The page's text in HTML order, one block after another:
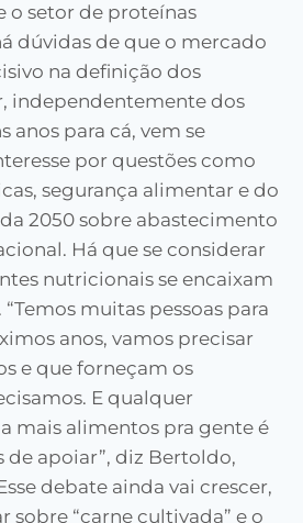
o setor de proteínas
dúvidas de que o mercado
na definição dos
independentemente dos
anos para cá, vem se
por questões como
segurança alimentar e do
2050 sobre abastecimento
Há que se considerar
nutricionais se encaixam
muitas pessoas para
anos, vamos precisar
e que forneçam os
E qualquer
mais alimentos pra gente é
de apoiar”, diz Bertoldo,
debate ainda vai crescer,
sobre “carne cultivada” e o